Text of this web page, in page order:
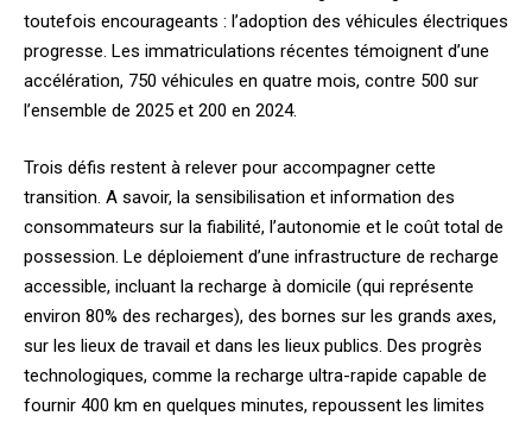
toutefois encourageants : l’adoption des véhicules électriques
progresse. Les immatriculations récentes témoignent d’une
accélération, 750 véhicules en quatre mois, contre 500 sur
l’ensemble de 2025 et 200 en 2024.
Trois défis restent à relever pour accompagner cette
transition. A savoir, la sensibilisation et information des
consommateurs sur la fiabilité, l’autonomie et le coût total de
possession. Le déploiement d’une infrastructure de recharge
accessible, incluant la recharge à domicile (qui représente
environ 80% des recharges), des bornes sur les grands axes,
sur les lieux de travail et dans les lieux publics. Des progrès
technologiques, comme la recharge ultra-rapide capable de
fournir 400 km en quelques minutes, repoussent les limites